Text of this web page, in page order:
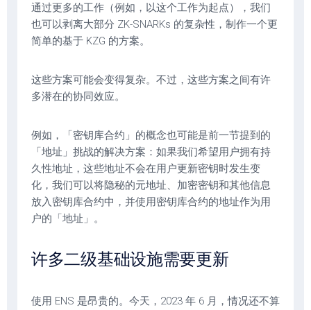
通过更多的工作（例如，以这个工作为起点），我们
也可以剥离大部分 ZK-SNARKs 的复杂性，制作一个更
简单的基于 KZG 的方案。
这些方案可能会变得复杂。不过，这些方案之间有许
多潜在的协同效应。
例如，「密钥库合约」的概念也可能是前一节提到的
「地址」挑战的解决方案：如果我们希望用户拥有持
久性地址，这些地址不会在用户更新密钥时发生变
化，我们可以将隐秘的元地址、加密密钥和其他信息
放入密钥库合约中，并使用密钥库合约的地址作为用
户的「地址」。
许多二级基础设施需要更新
使用 ENS 是昂贵的。今天，2023 年 6 月，情况还不算